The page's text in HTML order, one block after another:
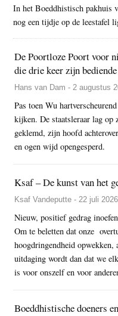
In het Boeddhistisch pakhuis
nog een tijdje op de leestafel
De Poortloze Poort voor
die drie keer zijn
Hans van Dam - 2 augustus
Pas toen Wu
kijken. De staatsleraar lag
geklemd, zijn hoofd
en ogen wijd opengesperd.
Ksaf – De kunst van het
Ksaf Vandeputte - 22 juli 2026
Nieuw, positief gedrag
Om te beletten dat onze
hoogdringendheid opwekken,
uitdaging wordt dan dat we
is voor onszelf en voor
Boeddhistische doeners